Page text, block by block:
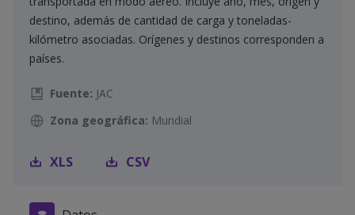
destino, además de cantidad de carga y toneladas-
kilómetro asociadas. Orígenes y destinos corresponden a
países.
Fuente: JAC
Zona geográfica: Mundial
XLS CSV